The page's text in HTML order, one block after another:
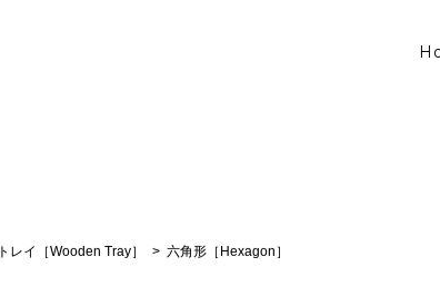
トレイ［Wooden Tray］ 六角形［Hexagon］